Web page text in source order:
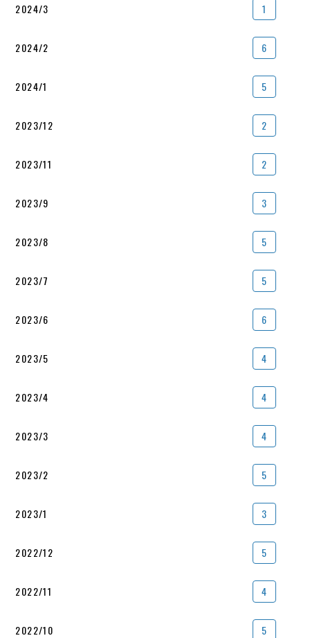
2024/3 1
2024/2 6
2024/1 5
2023/12 2
2023/11 2
2023/9 3
2023/8 5
2023/7 5
2023/6 6
2023/5 4
2023/4 4
2023/3 4
2023/2 5
2023/1 3
2022/12 5
2022/11 4
2022/10 5